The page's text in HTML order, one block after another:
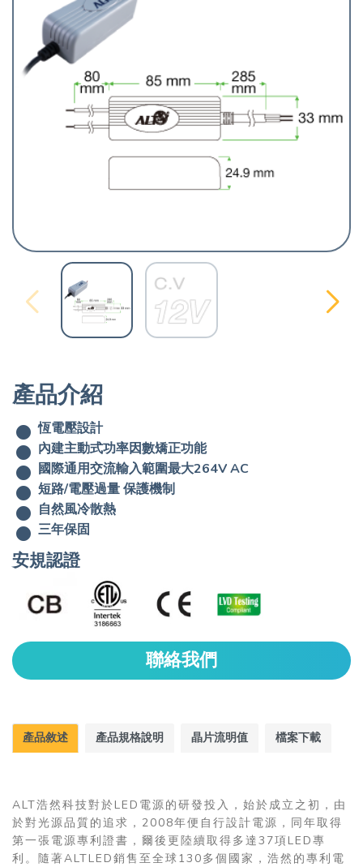
產品介紹
恆電壓設計
內建主動式功率因數矯正功能
國際通用交流輸入範圍最大264V AC
短路/電壓過量 保護機制
自然風冷散熱
三年保固
安規認證
聯絡我們
產品敘述 產品規格說明 晶片流明值 檔案下載
ALT浩然科技對於LED電源的研發投入，始於成立之初，由
於對光源品質的追求，2008年便自行設計電源，同年取得
第一張電源專利證書，爾後更陸續取得多達37項LED專
利。隨著ALTLED銷售至全球130多個國家，浩然的專利電